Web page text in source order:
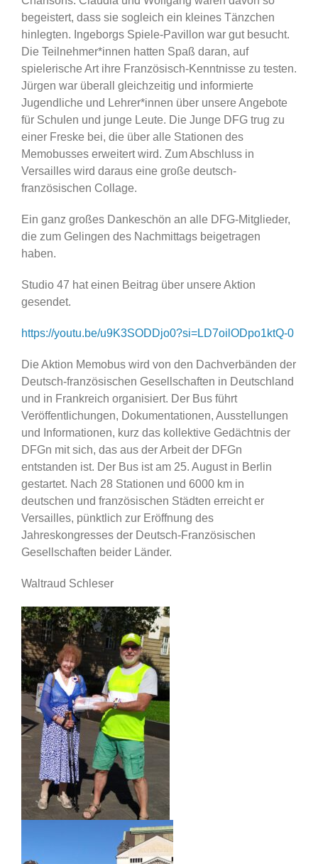
begeistert, dass sie sogleich ein kleines Tänzchen
hinlegten. Ingeborgs Spiele-Pavillon war gut besucht.
Die Teilnehmer*innen hatten Spaß daran, auf
spielerische Art ihre Französisch-Kenntnisse zu testen.
Jürgen war überall gleichzeitig und informierte
Jugendliche und Lehrer*innen über unsere Angebote
für Schulen und junge Leute. Die Junge DFG trug zu
einer Freske bei, die über alle Stationen des
Memobusses erweitert wird. Zum Abschluss in
Versailles wird daraus eine große deutsch-
französischen Collage.
Ein ganz großes Dankeschön an alle DFG-Mitglieder,
die zum Gelingen des Nachmittags beigetragen
haben.
Studio 47 hat einen Beitrag über unsere Aktion
gesendet.
https://youtu.be/u9K3SODDjo0?si=LD7oilODpo1ktQ-0
Die Aktion Memobus wird von den Dachverbänden der
Deutsch-französischen Gesellschaften in Deutschland
und in Frankreich organisiert. Der Bus führt
Veröffentlichungen, Dokumentationen, Ausstellungen
und Informationen, kurz das kollektive Gedächtnis der
DFGn mit sich, das aus der Arbeit der DFGn
entstanden ist. Der Bus ist am 25. August in Berlin
gestartet. Nach 28 Stationen und 6000 km in
deutschen und französischen Städten erreicht er
Versailles, pünktlich zur Eröffnung des
Jahreskongresses der Deutsch-Französischen
Gesellschaften beider Länder.
Waltraud Schleser